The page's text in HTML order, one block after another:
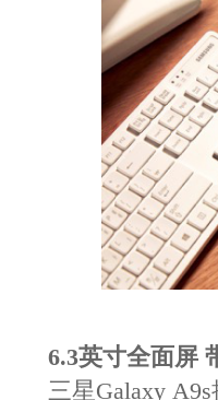
6.3英寸全面屏
三星Galaxy A9s